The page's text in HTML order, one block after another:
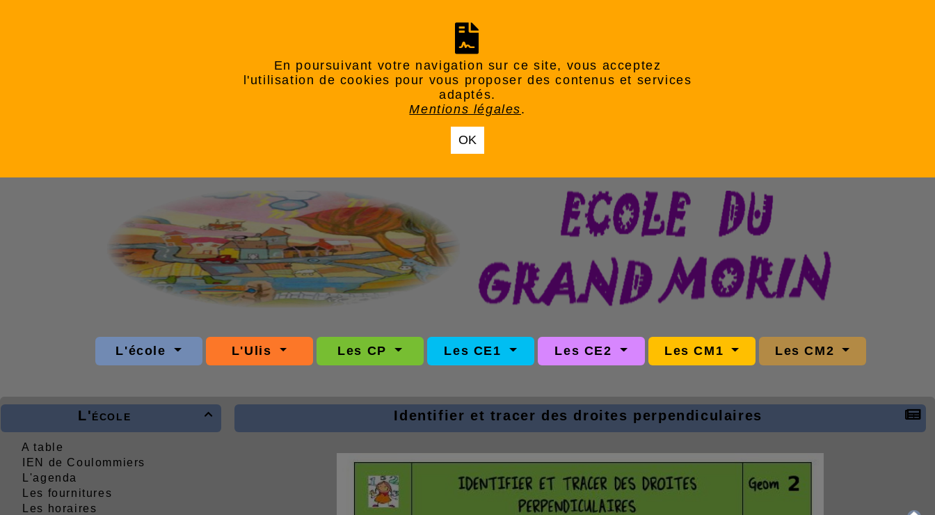
En poursuivant votre navigation sur ce site, vous acceptez
l'utilisation de cookies pour vous proposer des contenus et services
adaptés.
Mentions légales.
OK
L'école L'Ulis Les CP Les CE1 Les CE2 Les CM1 Les CM2

L'école
A table
IEN de Coulommiers
L'agenda
Les fournitures
Les horaires
Identifier et tracer des droites perpendiculaires